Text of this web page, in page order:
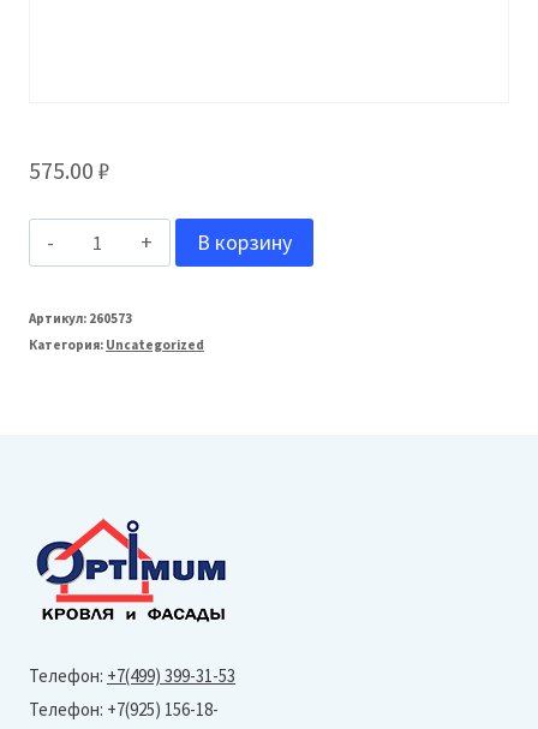
575.00 ₽
Количество
Grand
Line
(Granite-
Ral
7004)
В корзину
Артикул: 260573
Категория: Uncategorized
Телефон: +7(499) 399-31-53
Телефон: +7(925) 156-18-